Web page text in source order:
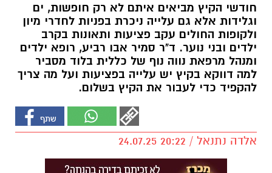
חודשי הקיץ מביאים איתם לא רק חופשות, ים
וגלידות אלא גם עלייה ניכרת בפניות לחדרי מיון
ולקופות החולים עקב פציעות ותאונות בקרב
ילדים ובני נוער. ד"ר סמיר אבו רביע, רופא ילדים
ומנהל מרפאת נווה נוף של כללית בלוד מסביר
למה דווקא בקיץ יש עלייה בפציעות ועל מה צריך
להקפיד כדי לעבור את הקיץ בשלום.
אלדה נתנאל / 20:22 24.07.25